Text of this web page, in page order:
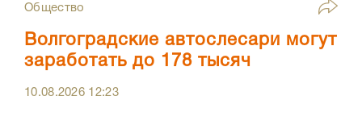
Общество
Волгоградские автослесари могут
заработать до 178 тысяч
10.08.2026 12:23